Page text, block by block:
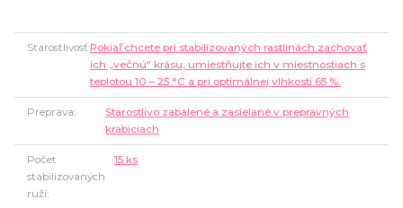
StarostlivosťPokiaľ chcete pri stabilizovaných rastlinách zachovať
ich „večnú“ krásu, umiestňujte ich v miestnostiach s
teplotou 10 – 25 °C a pri optimálnej vlhkosti 65 %.
Preprava
Starostlivo zabalené a zasielané v prepravných
krabiciach
Počet
stabilizovaných
ruží
15 ks